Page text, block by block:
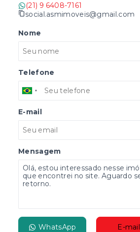
(21) 9 6408-7161
social.asmimoveis@gmail.com
Nome
Telefone
E-mail
Mensagem
WhatsApp E-mail